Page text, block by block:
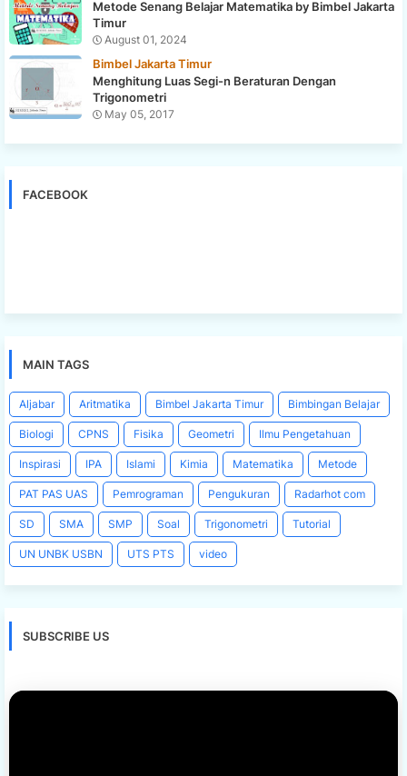
Metode Senang Belajar Matematika by Bimbel Jakarta
Timur
August 01, 2024
Bimbel Jakarta Timur
Menghitung Luas Segi-n Beraturan Dengan
Trigonometri
May 05, 2017
FACEBOOK
MAIN TAGS
Aljabar Aritmatika Bimbel Jakarta Timur Bimbingan Belajar
Biologi CPNS Fisika Geometri Ilmu Pengetahuan
Inspirasi IPA Islami Kimia Matematika Metode
PAT PAS UAS Pemrograman Pengukuran Radarhot com
SD SMA SMP Soal Trigonometri Tutorial
UN UNBK USBN UTS PTS video
SUBSCRIBE US